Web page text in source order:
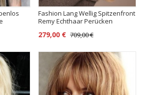
Fashion Lang Wellig Spitzenfront
Remy Echthaar Perücken
279,00 € 709,00 €